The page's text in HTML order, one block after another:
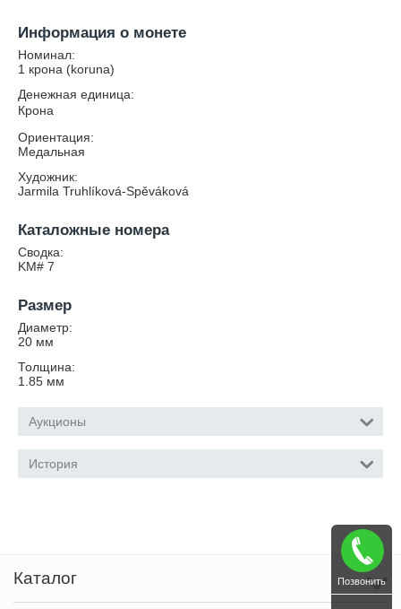
Информация о монете
Номинал:
1 крона (koruna)
Денежная единица:
Крона
Ориентация:
Медальная
Художник:
Jarmila Truhlíková-Spěváková
Каталожные номера
Сводка:
KM# 7
Размер
Диаметр:
20 мм
Толщина:
1.85 мм
Аукционы
История
Каталог Позвонить